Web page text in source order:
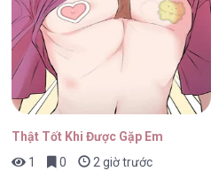
Thật Tốt Khi Được Gặp Em
1
0 2 giờ trước